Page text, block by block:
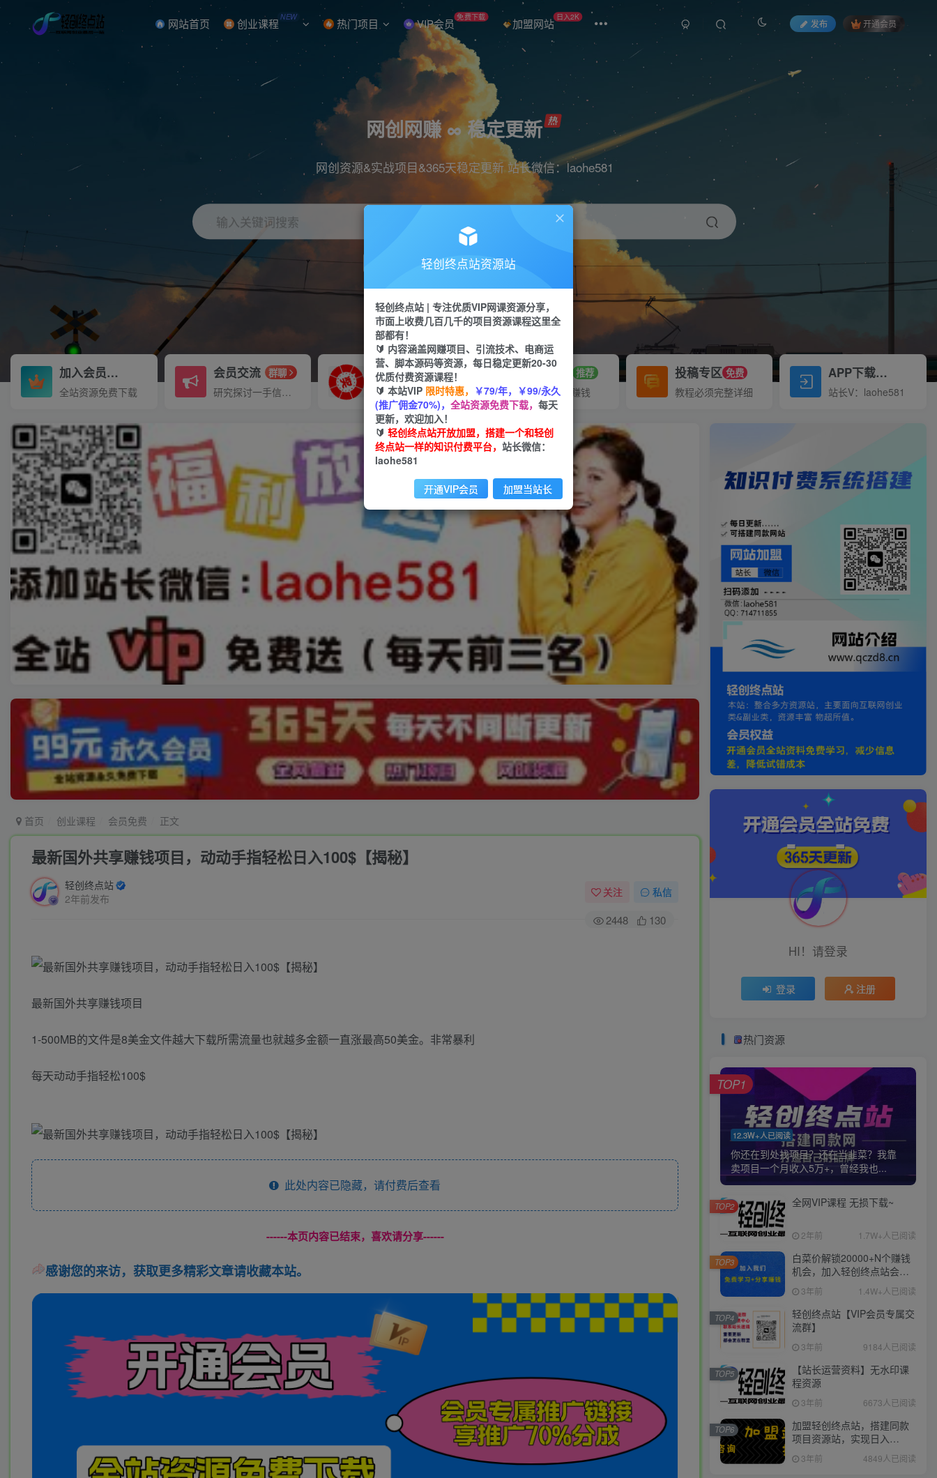
网站首页 创业课程 NEW 热门项目 VIP会员 免费下载 加盟网站 日入2K
发布 开通会员
网创网赚 ∞ 稳定更新
网创资源&实战项目&365天稳定更新 站长微信：laohe581
输入关键词搜索
引流 短视频 剪辑
加入会员3.3折
全站资源免费下载
会员交流 群聊
研究探讨一手信息差
推广赚钱
70%分佣
推广返佣高达70%
站长招募 推荐
24小时自动赚钱
投稿专区 免费
教程必须完整详细
APP下载Down
站长V：laohe581
首页 创业课程 会员免费 正文
最新国外共享赚钱项目，动动手指轻松日入100$【揭秘】
轻创终点站
2年前发布
关注 私信
2448 130
最新国外共享赚钱项目
1-500MB的文件是8美金文件越大下载所需流量也就越多金额一直涨最高50美金。非常暴利
每天动动手指轻松100$
此处内容已隐藏，请付费后查看
------本页内容已结束，喜欢请分享------
感谢您的来访，获取更多精彩文章请收藏本站。
HI！请登录
登录 注册
热门资源
12.3W+人已阅读
你还在到处找项目？还在当韭菜？我靠
卖项目一个月收入5万+，曾经我也...
TOP1
全网VIP课程 无损下载~
2年前 1.7W+人已阅读
TOP2
白菜价解锁20000+N个赚钱
机会，加入轻创终点站会
员，全站资源免费学习。
3年前 1.4W+人已阅读
TOP3
轻创终点站【VIP会员专属交
流群】
3年前 9184人已阅读
TOP4
【站长运营资料】无水印课
程资源
3年前 6673人已阅读
TOP5
加盟轻创终点站，搭建同款
项目资源站，实现日入
2000+
3年前 4849人已阅读
TOP6
轻创终点站资源站
轻创终点站 | 专注优质VIP网课资源分享，
市面上收费几百几千的项目资源课程这里全
部都有！
🔰 内容涵盖网赚项目、引流技术、电商运
营、脚本源码等资源，每日稳定更新20-30
优质付费资源课程！
🔰 本站VIP 限时特惠， ￥79/年，￥99/永久
(推广佣金70%)， 全站资源免费下载， 每天
更新，欢迎加入！
🔰 轻创终点站开放加盟，搭建一个和轻创
终点站一样的知识付费平台， 站长微信：
laohe581
开通VIP会员 加盟当站长